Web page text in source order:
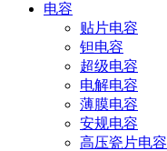
电容
贴片电容
钽电容
超级电容
电解电容
薄膜电容
安规电容
高压瓷片电容